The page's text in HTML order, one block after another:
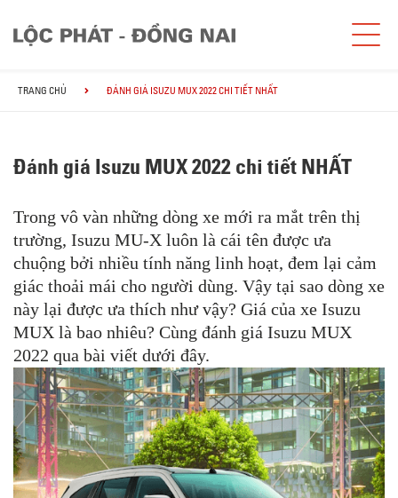
TRANG CHỦ ĐÁNH GIÁ ISUZU MUX 2022 CHI TIẾT NHẤT
Đánh giá Isuzu MUX 2022 chi tiết NHẤT
Trong vô vàn những dòng xe mới ra mắt trên thị
trường, Isuzu MU-X luôn là cái tên được ưa
chuộng bởi nhiều tính năng linh hoạt, đem lại cảm
giác thoải mái cho người dùng. Vậy tại sao dòng xe
này lại được ưa thích như vậy? Giá của xe Isuzu
MUX là bao nhiêu? Cùng đánh giá Isuzu MUX
2022 qua bài viết dưới đây.